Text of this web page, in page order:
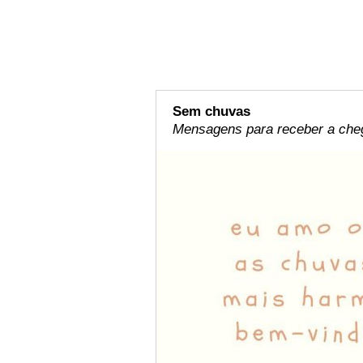
Sem chuvas
Mensagens para receber a